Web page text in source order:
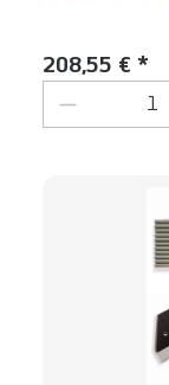
Regulärer
208,55 € *
Produkt